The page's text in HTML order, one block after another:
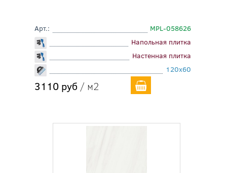
Арт.:
MPL-058626
Напольная плитка
Настенная плитка
120x60
3110 руб / м2